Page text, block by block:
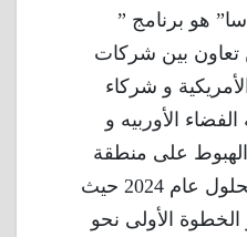
هو برنامج ”
تعاون بين شركات
و شركاء
الأوربيه و
الهبوط على منطقة
القطب الجنوبي للقمر بحلول عام 2024 حيث
الأولى نحو